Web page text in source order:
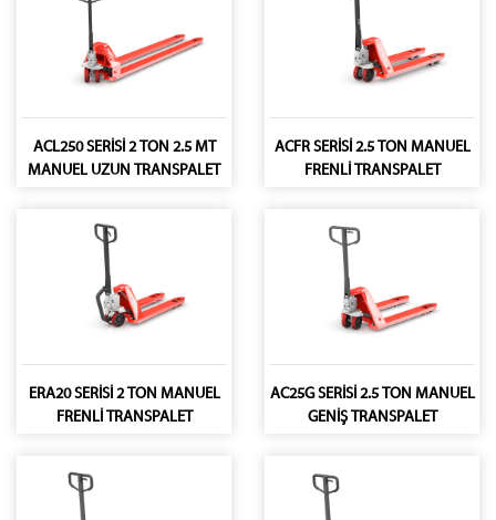
ACL250 SERİSİ 2 TON 2.5 MT
MANUEL UZUN TRANSPALET
ACFR SERİSİ 2.5 TON MANUEL
FRENLİ TRANSPALET
ERA20 SERİSİ 2 TON MANUEL
FRENLİ TRANSPALET
AC25G SERİSİ 2.5 TON MANUEL
GENİŞ TRANSPALET